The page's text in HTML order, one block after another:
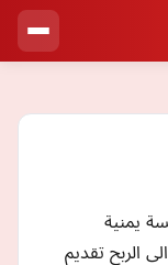
يمنية
الربح تقديم